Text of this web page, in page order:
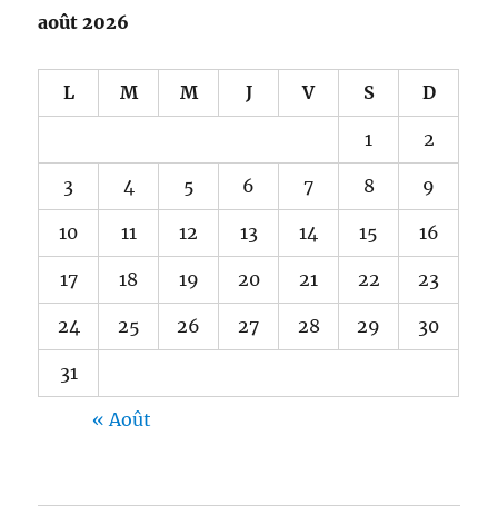
août 2026
L M M J V S D
1 2
3 4 5 6 7 8 9
10 11 12 13 14 15 16
17 18 19 20 21 22 23
24 25 26 27 28 29 30
31
« Août